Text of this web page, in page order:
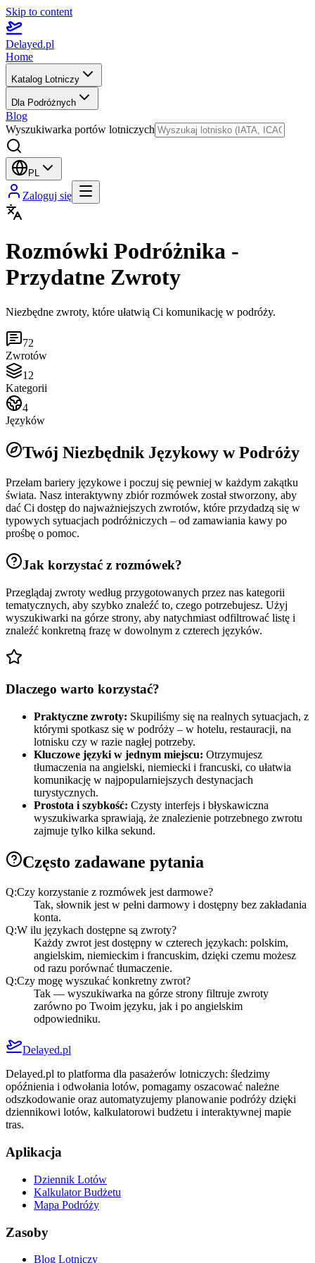
Skip to content
Delayed.pl
Home
Katalog Lotniczy
Dla Podróżnych
Blog
Wyszukiwarka portów lotniczych
PL
Zaloguj się
Rozmówki Podróżnika -
Przydatne Zwroty
Niezbędne zwroty, które ułatwią Ci komunikację w podróży.
72
Zwrotów
12
Kategorii
4
Języków
Twój Niezbędnik Językowy w Podróży
Przełam bariery językowe i poczuj się pewniej w każdym zakątku
świata. Nasz interaktywny zbiór rozmówek został stworzony, aby
dać Ci dostęp do najważniejszych zwrotów, które przydadzą się w
typowych sytuacjach podróżniczych – od zamawiania kawy po
prośbę o pomoc.
Jak korzystać z rozmówek?
Przeglądaj zwroty według przygotowanych przez nas kategorii
tematycznych, aby szybko znaleźć to, czego potrzebujesz. Użyj
wyszukiwarki na górze strony, aby natychmiast odfiltrować listę i
znaleźć konkretną frazę w dowolnym z czterech języków.
Dlaczego warto korzystać?
Praktyczne zwroty: Skupiliśmy się na realnych sytuacjach, z
którymi spotkasz się w podróży – w hotelu, restauracji, na
lotnisku czy w razie nagłej potrzeby.
Kluczowe języki w jednym miejscu: Otrzymujesz
tłumaczenia na angielski, niemiecki i francuski, co ułatwia
komunikację w najpopularniejszych destynacjach
turystycznych.
Prostota i szybkość: Czysty interfejs i błyskawiczna
wyszukiwarka sprawiają, że znalezienie potrzebnego zwrotu
zajmuje tylko kilka sekund.
Często zadawane pytania
Q:Czy korzystanie z rozmówek jest darmowe?
Tak, słownik jest w pełni darmowy i dostępny bez zakładania
konta.
Q:W ilu językach dostępne są zwroty?
Każdy zwrot jest dostępny w czterech językach: polskim,
angielskim, niemieckim i francuskim, dzięki czemu możesz
od razu porównać tłumaczenie.
Q:Czy mogę wyszukać konkretny zwrot?
Tak — wyszukiwarka na górze strony filtruje zwroty
zarówno po Twoim języku, jak i po angielskim
odpowiedniku.
Delayed.pl
Delayed.pl to platforma dla pasażerów lotniczych: śledzimy
opóźnienia i odwołania lotów, pomagamy oszacować należne
odszkodowanie oraz automatyzujemy planowanie podróży dzięki
dziennikowi lotów, kalkulatorowi budżetu i interaktywnej mapie
tras.
Aplikacja
Dziennik Lotów
Kalkulator Budżetu
Mapa Podróży
Zasoby
Blog Lotniczy